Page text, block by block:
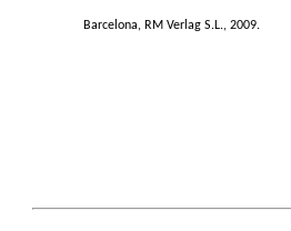
Barcelona, RM Verlag S.L., 2009.